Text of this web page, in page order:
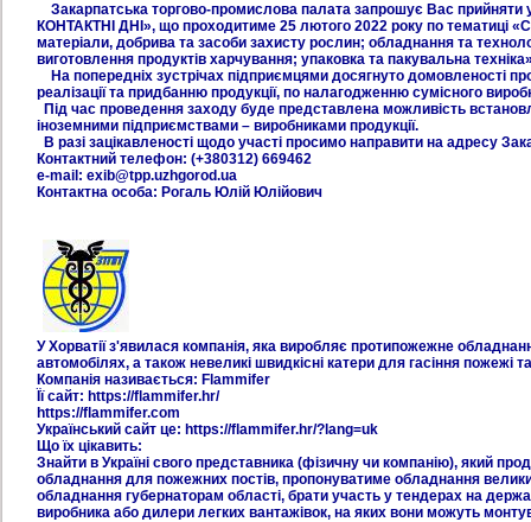
Закарпатська торгово-промислова палата запрошує Вас прийняти
КОНТАКТНІ ДНІ», що проходитиме 25 лютого 2022 року по тематиці
матеріали, добрива та засоби захисту рослин; обладнання та
виготовлення продуктів харчування; упаковка та пакувальна
На попередніх зустрічах підприємцями досягнуто домовленості
реалізації та придбанню продукції, по налагодженню сумісного
Під час проведення заходу буде представлена можливість
іноземними підприємствами – виробниками продукції.
В разі зацікавленості щодо участі просимо направити на адресу
Контактний телефон: (+380312) 669462
e-mail: exib@tpp.uzhgorod.ua
Контактна особа: Рогаль Юлій Юлійович
У Хорватії з'явилася компанія, яка виробляє протипожежне
автомобілях, а також невеликі швидкісні катери для гасіння пожежі
Компанія називається: Flammifer
Її сайт: https://flammifer.hr/
https://flammifer.com
Український сайт це: https://flammifer.hr/?lang=uk
Що їх цікавить:
Знайти в Україні свого представника (фізичну чи компанію), який
обладнання для пожежних постів, пропонуватиме обладнання
обладнання губернаторам області, брати участь у тендерах на
виробника або дилери легких вантажівок, на яких вони можуть